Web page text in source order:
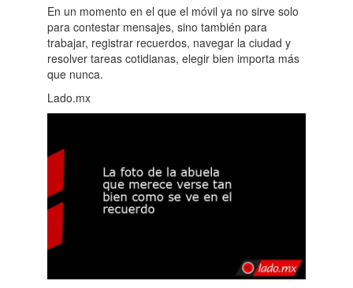
En un momento en el que el móvil ya no sirve solo
para contestar mensajes, sino también para
trabajar, registrar recuerdos, navegar la ciudad y
resolver tareas cotidianas, elegir bien importa más
que nunca.
Lado.mx